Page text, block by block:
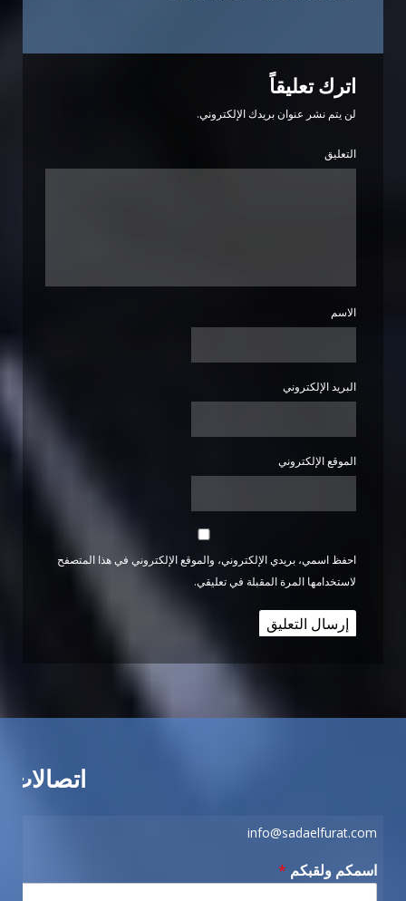
اترك تعليقاً
لن يتم نشر عنوان بريدك الإلكتروني.
التعليق
الاسم
البريد الإلكتروني
الموقع الإلكتروني
احفظ اسمي، بريدي الإلكتروني، والموقع الإلكتروني في هذا المتصفح
لاستخدامها المرة المقبلة في تعليقي.
اتصالات
info@sadaelfurat.com
اسمكم ولقبكم *